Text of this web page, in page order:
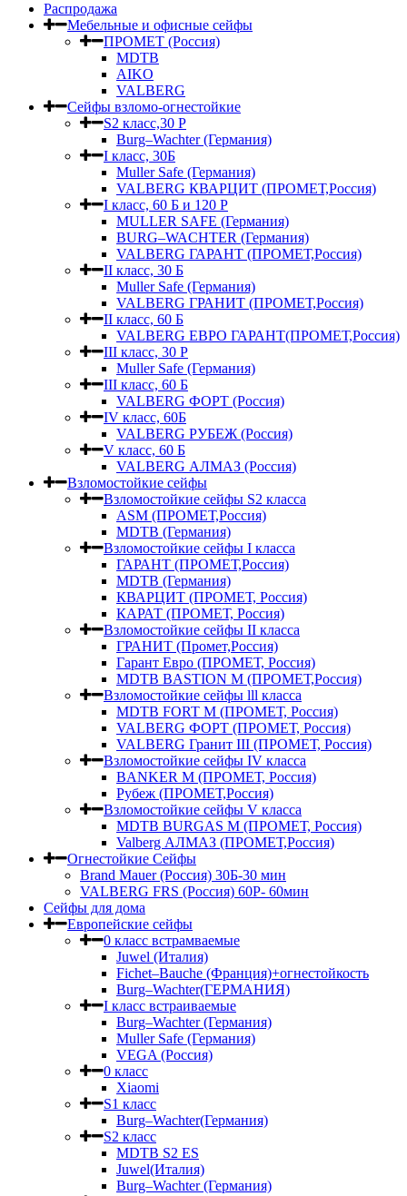
Распродажа
Мебельные и офисные сейфы
ПРОМЕТ (Россия)
MDTB
AIKO
VALBERG
Сейфы взломо-огнестойкие
S2 класс,30 Р
Burg–Wachter (Германия)
I класс, 30Б
Muller Safe (Германия)
VALBERG КВАРЦИТ (ПРОМЕТ,Россия)
I класс, 60 Б и 120 Р
MULLER SAFE (Германия)
BURG–WACHTER (Германия)
VALBERG ГАРАНТ (ПРОМЕТ,Россия)
II класс, 30 Б
Muller Safe (Германия)
VALBERG ГРАНИТ (ПРОМЕТ,Россия)
II класс, 60 Б
VALBERG ЕВРО ГАРАНТ(ПРОМЕТ,Россия)
III класс, 30 Р
Muller Safe (Германия)
III класс, 60 Б
VALBERG ФОРТ (Россия)
IV класс, 60Б
VALBERG РУБЕЖ (Россия)
V класс, 60 Б
VALBERG АЛМАЗ (Россия)
Взломостойкие сейфы
Взломостойкие сейфы S2 класса
ASM (ПРОМЕТ,Россия)
MDTB (Германия)
Взломостойкие сейфы I класса
ГАРАНТ (ПРОМЕТ,Россия)
MDTB (Германия)
КВАРЦИТ (ПРОМЕТ, Россия)
КАРАТ (ПРОМЕТ, Россия)
Взломостойкие сейфы II класса
ГРАНИТ (Промет,Россия)
Гарант Евро (ПРОМЕТ, Россия)
MDTB BASTION M (ПРОМЕТ,Россия)
Взломостойкие сейфы lll класса
MDTB FORT M (ПРОМЕТ, Россия)
VALBERG ФОРТ (ПРОМЕТ, Россия)
VALBERG Гранит III (ПРОМЕТ, Россия)
Взломостойкие сейфы IV класса
BANKER M (ПРОМЕТ, Россия)
Рубеж (ПРОМЕТ,Россия)
Взломостойкие сейфы V класса
MDTB BURGAS M (ПРОМЕТ, Россия)
Valberg АЛМАЗ (ПРОМЕТ,Россия)
Огнестойкие Сейфы
Brand Mauer (Россия) 30Б-30 мин
VALBERG FRS (Россия) 60Р- 60мин
Сейфы для дома
Европейские сейфы
0 класс встрамваемые
Juwel (Италия)
Fichet–Bauche (Франция)+огнестойкость
Burg–Wachter(ГЕРМАНИЯ)
I класс встраиваемые
Burg–Wachter (Германия)
Muller Safe (Германия)
VEGA (Россия)
0 класс
Xiaomi
S1 класс
Burg–Wachter(Германия)
S2 класс
MDTB S2 ES
Juwel(Италия)
Burg–Wachter (Германия)